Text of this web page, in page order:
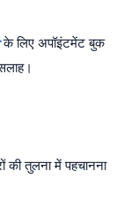
के लिए अपॉइंटमेंट बुक
की तुलना में पहचानना